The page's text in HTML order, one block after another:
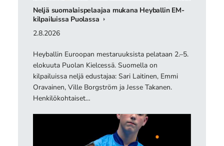
Neljä suomalaispelaajaa mukana Heyballin EM-
kilpailuissa Puolassa
2.8.2026
Heyballin Euroopan mestaruuksista pelataan 2.–5.
elokuuta Puolan Kielcessä. Suomella on
kilpailuissa neljä edustajaa: Sari Laitinen, Emmi
Oravainen, Ville Borgström ja Jesse Takanen.
Henkilökohtaiset…